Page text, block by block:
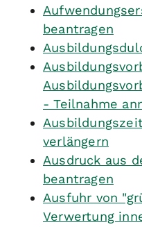
beantragen
- Teilnahme
verlängern
Ausdruck aus
beantragen
Ausfuhr von
Verwertung